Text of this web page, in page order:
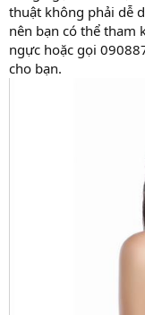
thuật không phải dễ
nên bạn có thể tham
ngực hoặc gọi
cho bạn.